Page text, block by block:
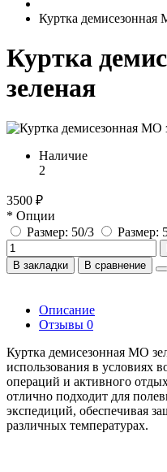
Куртка демисезонная
Куртка
зеленая
Наличие
2
3500 ₽
* Опции
Размер: 50/3
Размер:
В закладки
В сравнение
Описание
Отзывы 0
Куртка демисезонная МО
использования в условиях
операций и активного
отлично подходит для
экспедиций, обеспечивая
различных температурах.